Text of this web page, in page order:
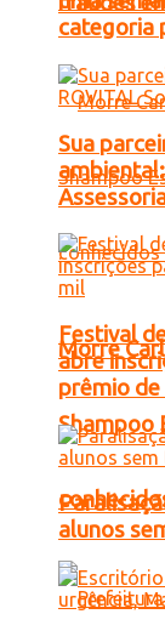
Morre
Shampoo
categoria
Sua
Festival
abre
prêmio de
alunos